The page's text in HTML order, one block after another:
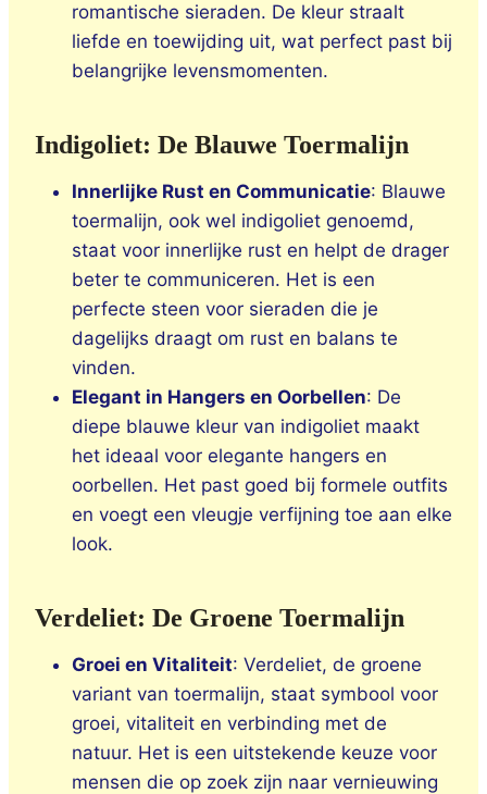
romantische sieraden. De kleur straalt
liefde en toewijding uit, wat perfect past bij
belangrijke levensmomenten.
Indigoliet: De Blauwe Toermalijn
Innerlijke Rust en Communicatie: Blauwe
toermalijn, ook wel indigoliet genoemd,
staat voor innerlijke rust en helpt de drager
beter te communiceren. Het is een
perfecte steen voor sieraden die je
dagelijks draagt om rust en balans te
vinden.
Elegant in Hangers en Oorbellen: De
diepe blauwe kleur van indigoliet maakt
het ideaal voor elegante hangers en
oorbellen. Het past goed bij formele outfits
en voegt een vleugje verfijning toe aan elke
look.
Verdeliet: De Groene Toermalijn
Groei en Vitaliteit: Verdeliet, de groene
variant van toermalijn, staat symbool voor
groei, vitaliteit en verbinding met de
natuur. Het is een uitstekende keuze voor
mensen die op zoek zijn naar vernieuwing